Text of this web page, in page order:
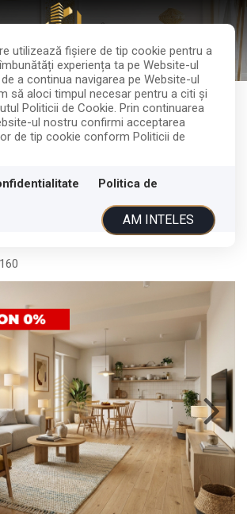
utilizează fişiere de tip cookie pentru a
experiența ta pe Website-ul
a continua navigarea pe Website-ul
să aloci timpul necesar pentru a citi și
Politicii de Cookie. Prin continuarea
ul nostru confirmi acceptarea
de tip cookie conform Politicii de
Politica de
AM INTELES
Cluj-Napoca Manastur
| Apartament cu 2
panoramica |
151.500€
160